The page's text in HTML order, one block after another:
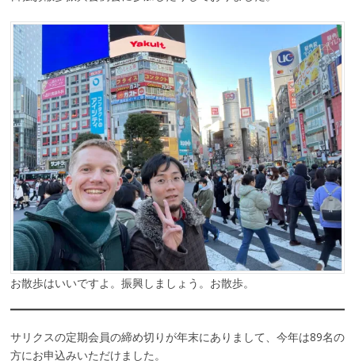
お散歩はいいですよ。振興しましょう。お散歩。
サリクスの定期会員の締め切りが年末にありまして、今年は89名の
方にお申込みいただけました。